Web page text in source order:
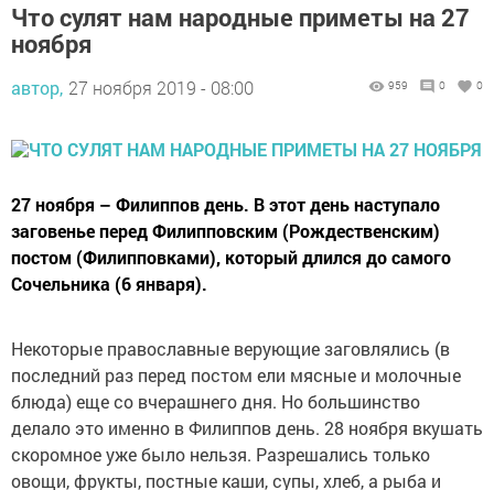
Что сулят нам народные приметы на 27
ноября
автор, 27 ноября 2019 - 08:00 959 0 0
27 ноября – Филиппов день. В этот день наступало
заговенье перед Филипповским (Рождественским)
постом (Филипповками), который длился до самого
Сочельника (6 января).
Некоторые православные верующие заговлялись (в
последний раз перед постом ели мясные и молочные
блюда) еще со вчерашнего дня. Но большинство
делало это именно в Филиппов день. 28 ноября вкушать
скоромное уже было нельзя. Разрешались только
овощи, фрукты, постные каши, супы, хлеб, а рыба и